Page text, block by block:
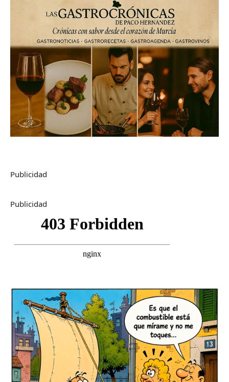
Publicidad
Publicidad